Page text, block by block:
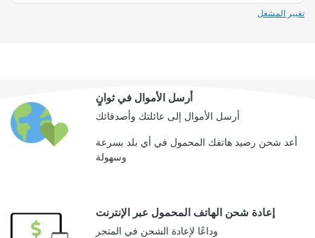
تغيير المشغل
أرسل الأموال في ثوانٍ
أرسل الأموال إلى عائلتك وأصدقائك
أعد شحن رصيد هاتفك المحمول في أي بلد بسرعة
وسهولة
إعادة شحن الهاتف المحمول عبر الإنترنت
وداعًا لإعادة الشحن في المتجر